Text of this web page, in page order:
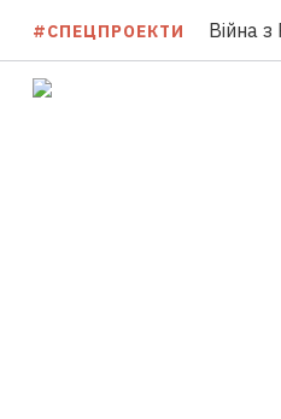
#СПЕЦПРОЕКТИ Війна з